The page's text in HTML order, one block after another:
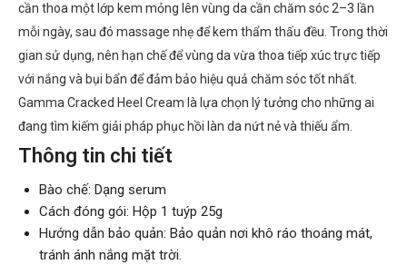
cần thoa một lớp kem mỏng lên vùng da cần chăm sóc 2–3 lần
mỗi ngày, sau đó massage nhẹ để kem thẩm thấu đều. Trong thời
gian sử dụng, nên hạn chế để vùng da vừa thoa tiếp xúc trực tiếp
với nắng và bụi bẩn để đảm bảo hiệu quả chăm sóc tốt nhất.
Gamma Cracked Heel Cream là lựa chọn lý tưởng cho những ai
đang tìm kiếm giải pháp phục hồi làn da nứt nẻ và thiếu ẩm.
Thông tin chi tiết
Bào chế: Dạng serum
Cách đóng gói: Hộp 1 tuýp 25g
Hướng dẫn bảo quản: Bảo quản nơi khô ráo thoáng mát,
tránh ánh nắng mặt trời.